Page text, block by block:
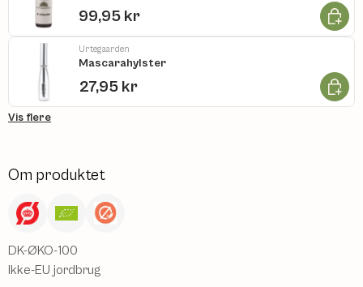
99,95 kr Læg i
Urtegaarden
Mascarahylster
27,95 kr Læg i
Vis flere
Om produktet
DK-ØKO-100
Ikke-EU jordbrug